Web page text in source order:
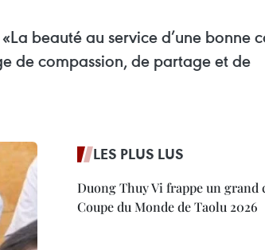
beauté au service d’une bonne
de compassion, de partage et de
LES PLUS LUS
Duong Thuy Vi frappe un grand
Coupe du Monde de Taolu 2026